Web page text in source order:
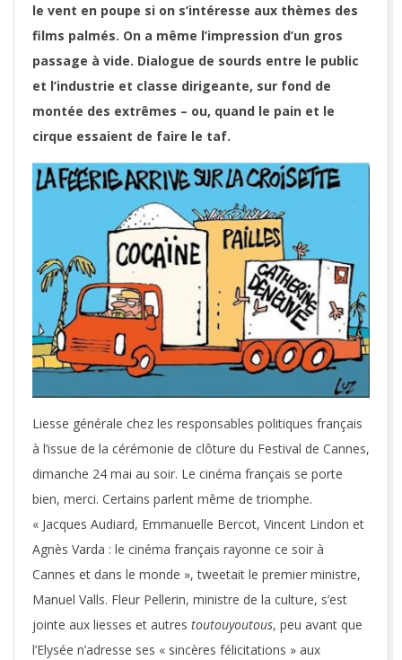
le vent en poupe si on s’intéresse aux thèmes des
films palmés. On a même l’impression d’un gros
passage à vide. Dialogue de sourds entre le public
et l’industrie et classe dirigeante, sur fond de
montée des extrêmes – ou, quand le pain et le
cirque essaient de faire le taf.
Liesse générale chez les responsables politiques français
à l’issue de la cérémonie de clôture du Festival de Cannes,
dimanche 24 mai au soir. Le cinéma français se porte
bien, merci. Certains parlent même de triomphe.
« Jacques Audiard, Emmanuelle Bercot, Vincent Lindon et
Agnès Varda : le cinéma français rayonne ce soir à
Cannes et dans le monde », tweetait le premier ministre,
Manuel Valls. Fleur Pellerin, ministre de la culture, s’est
jointe aux liesses et autres toutouyoutous, peu avant que
l’Elysée n’adresse ses « sincères félicitations » aux